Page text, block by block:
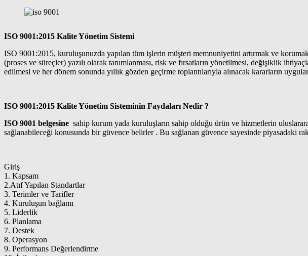
ISO 9001:2015 Kalite Yönetim Sistemi
ISO 9001:2015, kuruluşunuzda yapılan tüm işlerin müşteri memnuniyetini artırmak ve
(proses ve süreçler) yazılı olarak tanımlanması, risk ve fırsatların yönetilmesi, değişiklik
edilmesi ve her dönem sonunda yıllık gözden geçirme toplantılarıyla alınacak kararların
ISO 9001:2015 Kalite Yönetim Sisteminin Faydaları Nedir ?
ISO 9001 belgesine sahip kurum yada kuruluşların sahip olduğu ürün ve hizmetlerin
sağlanabileceği konusunda bir güvence belirler . Bu sağlanan güvence sayesinde piyasadaki
Giriş
1. Kapsam
2.Atıf Yapılan Standartlar
3. Terimler ve Tarifler
4. Kuruluşun bağlamı
5. Liderlik
6. Planlama
7. Destek
8. Operasyon
9. Performans Değerlendirme